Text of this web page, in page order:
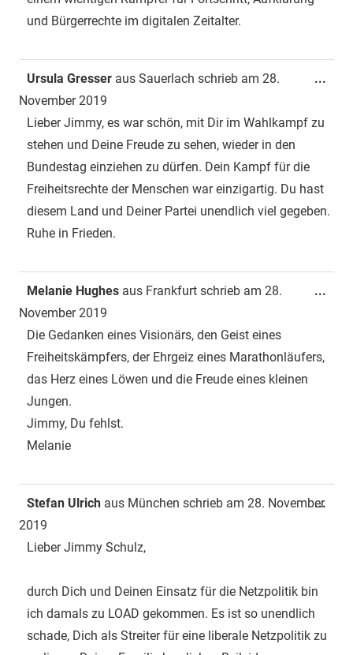
und Bürgerrechte im digitalen Zeitalter.
Ursula Gresser aus Sauerlach schrieb am 28.
November 2019
Lieber Jimmy, es war schön, mit Dir im Wahlkampf zu
stehen und Deine Freude zu sehen, wieder in den
Bundestag einziehen zu dürfen. Dein Kampf für die
Freiheitsrechte der Menschen war einzigartig. Du hast
diesem Land und Deiner Partei unendlich viel gegeben.
Ruhe in Frieden.
...
Melanie Hughes aus Frankfurt schrieb am 28.
November 2019
Die Gedanken eines Visionärs, den Geist eines
Freiheitskämpfers, der Ehrgeiz eines Marathonläufers,
das Herz eines Löwen und die Freude eines kleinen
Jungen.
Jimmy, Du fehlst.
Melanie
...
Stefan Ulrich aus München schrieb am 28. November
2019
Lieber Jimmy Schulz,
durch Dich und Deinen Einsatz für die Netzpolitik bin
ich damals zu LOAD gekommen. Es ist so unendlich
schade, Dich als Streiter für eine liberale Netzpolitik zu
...